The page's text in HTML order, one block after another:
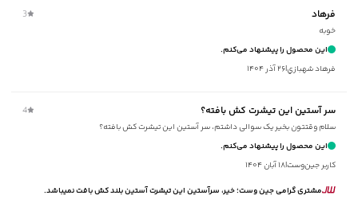
فرهاد 3
خوبه
این محصول را پیشنهاد می‌کنم.
فرهاد شهبازي|۲۶ آذر ۱۴۰۴
سر آستین این تیشرت کش بافته؟ 4
سلام وقتتون بخیر یک سوالی داشتم، سر آستین این تیشرت کش بافته؟
این محصول را پیشنهاد می‌کنم.
کاربر جین‌وست|۱۸ آبان ۱۴۰۴
مشتری گرامی جین وست؛ خیر، سرآستین این تیشرت آستین بلند کش بافت نمیباشد.